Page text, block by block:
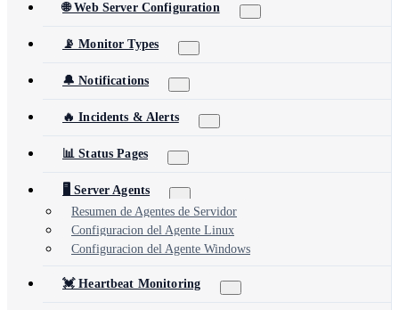
🌐 Web Server Configuration
📡 Monitor Types
🔔 Notifications
🔥 Incidents & Alerts
📊 Status Pages
🖥️ Server Agents
Resumen de Agentes de Servidor
Configuracion del Agente Linux
Configuracion del Agente Windows
💓 Heartbeat Monitoring